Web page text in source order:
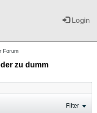
Login
Forum
zu dumm
Filter